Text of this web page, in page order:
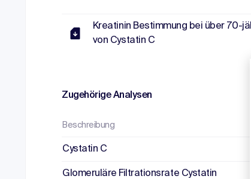
Kreatinin Bestimmung bei über 70-
von Cystatin C
Zugehörige Analysen
Beschreibung
Cystatin C
Glomeruläre Filtrationsrate Cystatin